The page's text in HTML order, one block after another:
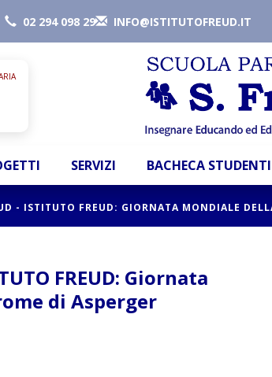
02 294 098 29 INFO@ISTITUTOFREUD.IT
SERVIZI BACHECA STUDENTI
- ISTITUTO FREUD: GIORNATA MONDIALE
FREUD: Giornata
di Asperger